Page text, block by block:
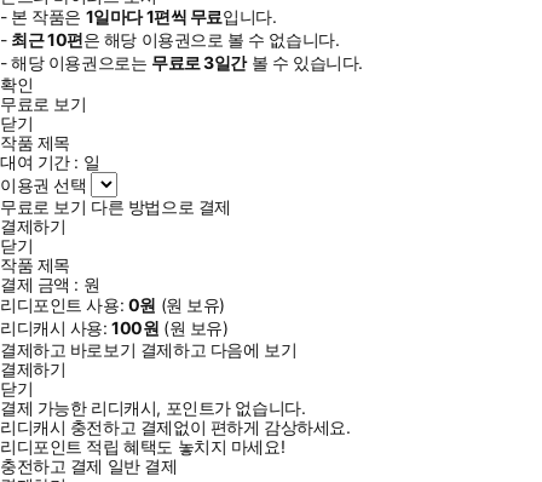
- 본 작품은 1일마다1편씩 무료입니다.
- 최근10편은 해당 이용권으로 볼 수 없습니다.
- 해당 이용권으로는 무료로3일간볼 수 있습니다.
확인
무료로 보기
닫기
작품 제목
대여 기간 : 일
이용권 선택
무료로 보기 다른 방법으로 결제
결제하기
닫기
작품 제목
결제 금액 : 원
리디포인트 사용: 0원 (원 보유)
리디캐시 사용:100원 (원 보유)
결제하고 바로보기 결제하고 다음에 보기
결제하기
닫기
결제 가능한 리디캐시, 포인트가 없습니다.
리디캐시 충전하고 결제없이 편하게 감상하세요.
리디포인트 적립 혜택도 놓치지 마세요!
충전하고 결제 일반 결제